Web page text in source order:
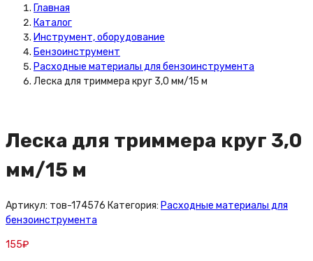
Главная
Каталог
Инструмент, оборудование
Бензоинструмент
Расходные материалы для бензоинструмента
Леска для триммера круг 3,0 мм/15 м
Леска для триммера круг 3,0
мм/15 м
Артикул: тов-174576 Категория: Расходные материалы для
бензоинструмента
155₽